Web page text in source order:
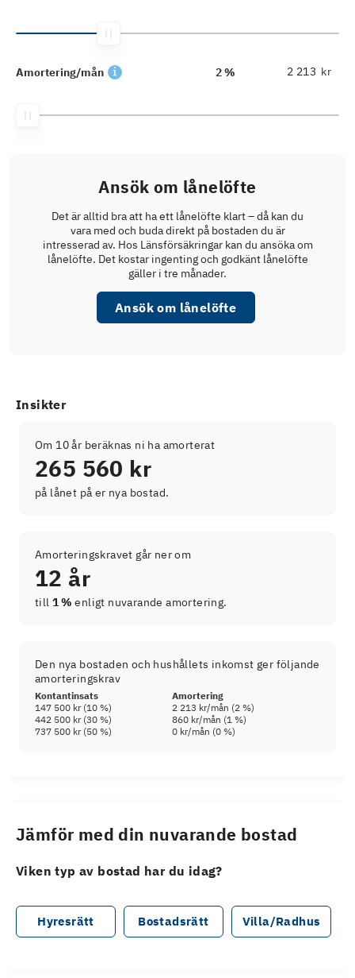
Amortering/mån 2 % kr
Ansök om lånelöfte
Det är alltid bra att ha ett lånelöfte klart – då kan du
vara med och buda direkt på bostaden du är
intresserad av. Hos Länsförsäkringar kan du ansöka om
lånelöfte. Det kostar ingenting och godkänt lånelöfte
gäller i tre månader.
Ansök om lånelöfte
Insikter
Om 10 år beräknas ni ha amorterat
265 560 kr
på lånet på er nya bostad.
Amorteringskravet går ner om
12 år
till 1 % enligt nuvarande amortering.
Den nya bostaden och hushållets inkomst ger följande
amorteringskrav
Kontantinsats
Amortering
147 500 kr(10 %) 2 213 kr/mån (2 %)
442 500 kr(30 %) 860 kr/mån (1 %)
737 500 kr(50 %) 0 kr/mån (0 %)
Jämför med din nuvarande bostad
Viken typ av bostad har du idag?
Hyresrätt Bostadsrätt Villa/Radhus